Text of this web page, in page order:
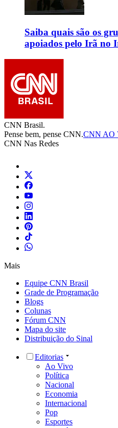
Saiba quais são os
apoiados pelo Irã no
CNN Brasil.
Pense bem, pense CNN.CNN AO
CNN Nas Redes
Mais
Equipe CNN Brasil
Grade de Programação
Blogs
Colunas
Fórum CNN
Mapa do site
Distribuição do Sinal
Editorias
Ao Vivo
Política
Nacional
Economia
Internacional
Pop
Esportes